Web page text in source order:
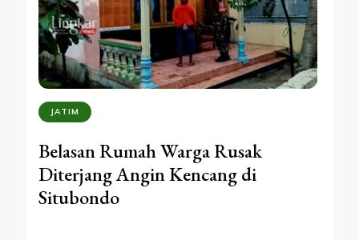
JATIM
Belasan Rumah Warga Rusak
Diterjang Angin Kencang di
Situbondo